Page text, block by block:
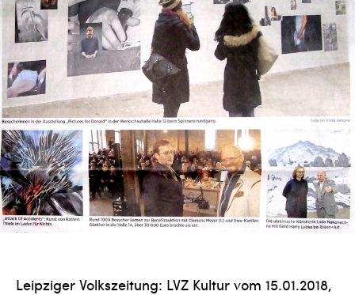
Leipziger Volkszeitung: LVZ Kultur vom 15.01.2018,